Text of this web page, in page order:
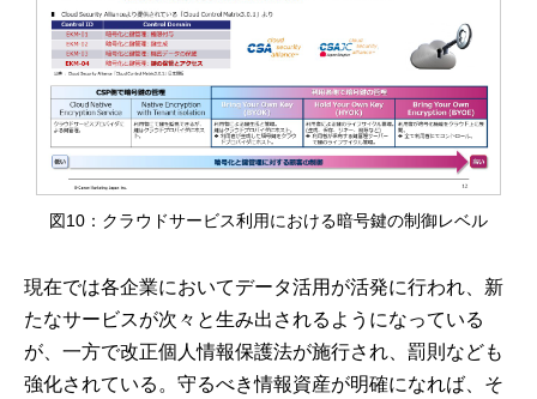
図10：クラウドサービス利用における暗号鍵の制御レベル
現在では各企業においてデータ活用が活発に行われ、新
たなサービスが次々と生み出されるようになっている
が、一方で改正個人情報保護法が施行され、罰則なども
強化されている。守るべき情報資産が明確になれば、そ